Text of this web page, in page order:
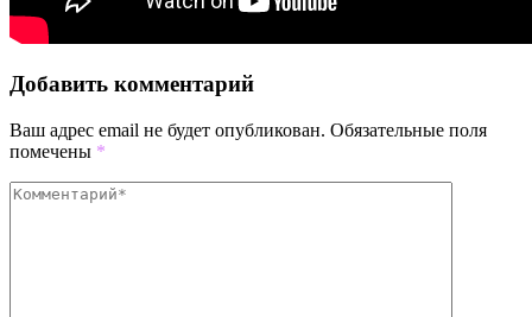
Добавить комментарий
Ваш адрес email не будет опубликован. Обязательные поля
помечены *